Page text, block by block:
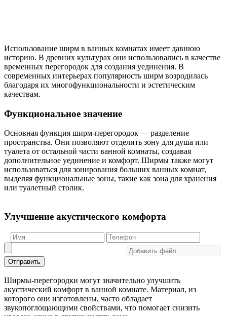
Использование ширм в ванных комнатах имеет давнюю
историю. В древних культурах они использовались в качестве
временных перегородок для создания уединения. В
современных интерьерах популярность ширм возродилась
благодаря их многофункциональности и эстетическим
качествам.
Функциональное значение
Основная функция ширм-перегородок — разделение
пространства. Они позволяют отделить зону для душа или
туалета от остальной части ванной комнаты, создавая
дополнительное уединение и комфорт. Ширмы также могут
использоваться для зонирования больших ванных комнат,
выделяя функциональные зоны, такие как зона для хранения
или туалетный столик.
Улучшение акустического комфорта
Отправить
Ширмы-перегородки могут значительно улучшить
акустический комфорт в ванной комнате. Материал, из
которого они изготовлены, часто обладает
звукопоглощающими свойствами, что помогает снизить